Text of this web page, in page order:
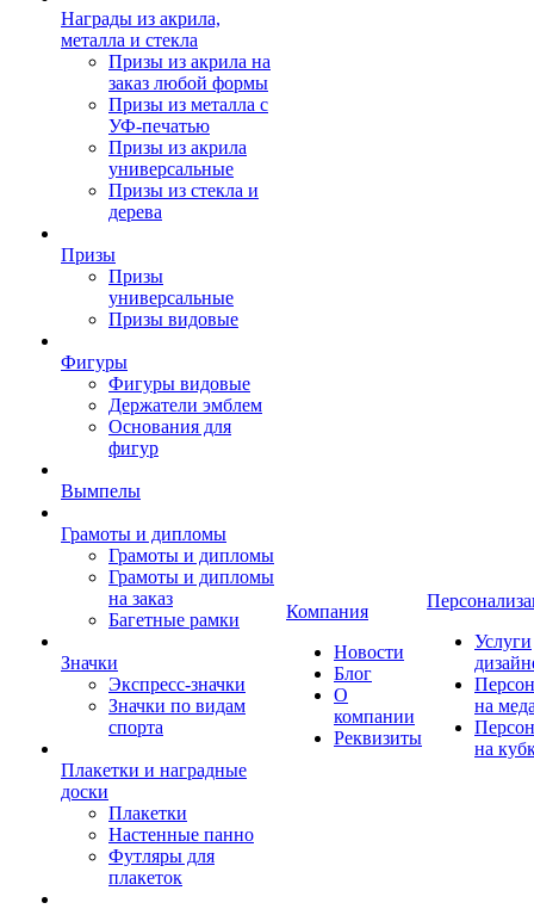
Награды из акрила,
металла и стекла
Призы из акрила на
заказ любой формы
Призы из металла с
УФ-печатью
Призы из акрила
универсальные
Призы из стекла и
дерева
Призы
Призы
универсальные
Призы видовые
Фигуры
Фигуры видовые
Держатели эмблем
Основания для
фигур
Вымпелы
Грамоты и дипломы
Грамоты и дипломы
Грамоты и дипломы
на заказ
Багетные рамки
Значки
Экспресс-значки
Значки по видам
спорта
Плакетки и наградные
доски
Плакетки
Настенные панно
Футляры для
плакеток
Компания
Новости
Блог
О
компании
Реквизиты
Услуги
на
на